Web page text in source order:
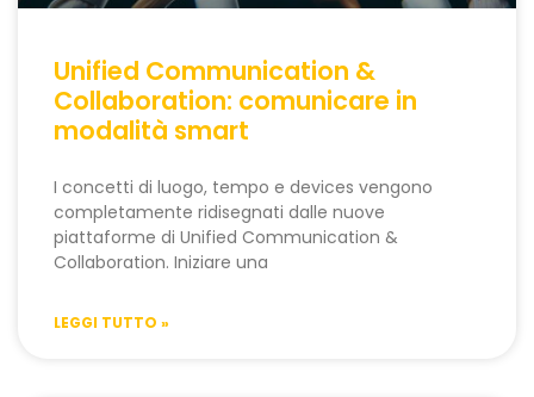
Unified Communication &
Collaboration: comunicare in
modalità smart
I concetti di luogo, tempo e devices vengono
completamente ridisegnati dalle nuove
piattaforme di Unified Communication &
Collaboration. Iniziare una
LEGGI TUTTO »